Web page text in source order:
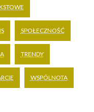
SPOŁECZNOŚĆ
TRENDY
WSPÓLNOTA